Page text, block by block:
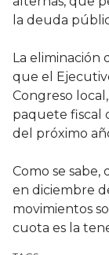
la deuda
La eliminación
que el
Congreso
paquete fiscal
del próximo
Como se
en diciembre
movimientos
cuota es la